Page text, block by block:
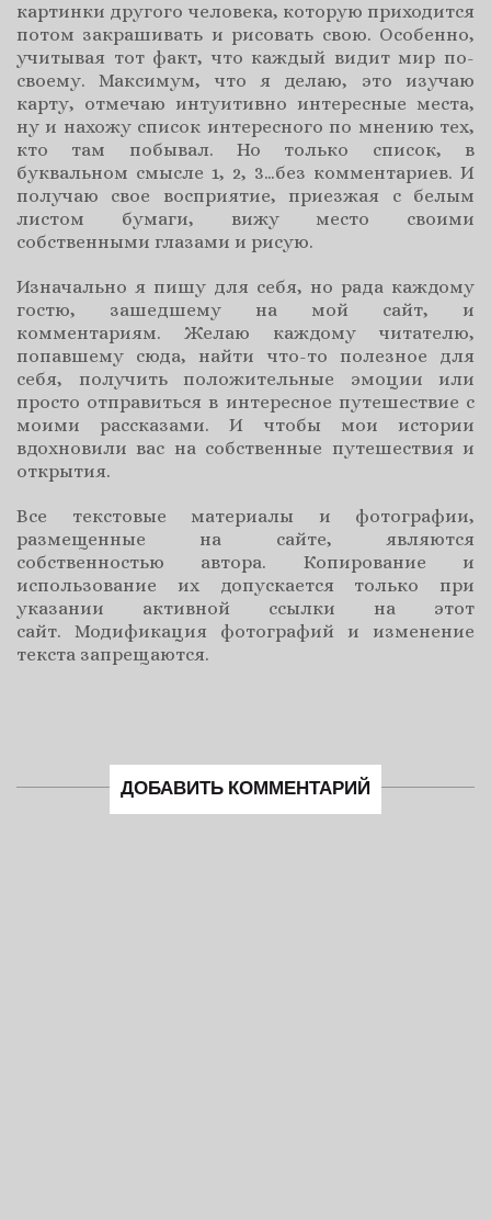
картинки другого человека, которую приходится
потом закрашивать и рисовать свою. Особенно,
учитывая тот факт, что каждый видит мир по-
своему. Максимум, что я делаю, это изучаю
карту, отмечаю интуитивно интересные места,
ну и нахожу список интересного по мнению тех,
кто там побывал. Но только список, в
буквальном смысле 1, 2, 3…без комментариев. И
получаю свое восприятие, приезжая с белым
листом бумаги, вижу место своими
собственными глазами и рисую.
Изначально я пишу для себя, но рада каждому
гостю, зашедшему на мой сайт, и
комментариям. Желаю каждому читателю,
попавшему сюда, найти что-то полезное для
себя, получить положительные эмоции или
просто отправиться в интересное путешествие с
моими рассказами. И чтобы мои истории
вдохновили вас на собственные путешествия и
открытия.
Все текстовые материалы и фотографии,
размещенные на сайте, являются
собственностью автора. Копирование и
использование их допускается только при
указании активной ссылки на этот
сайт. Модификация фотографий и изменение
текста запрещаются.
ДОБАВИТЬ КОММЕНТАРИЙ